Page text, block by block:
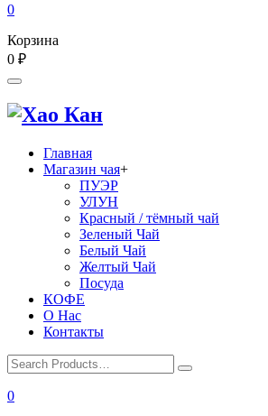
0
Корзина
0 ₽
Главная
Магазин чая+
ПУЭР
УЛУН
Красный / тёмный чай
Зеленый Чай
Белый Чай
Желтый Чай
Посуда
КОФЕ
О Нас
Контакты
0